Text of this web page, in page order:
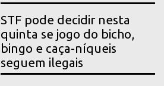
STF pode decidir nesta
quinta se jogo do bicho,
bingo e caça-níqueis
seguem ilegais